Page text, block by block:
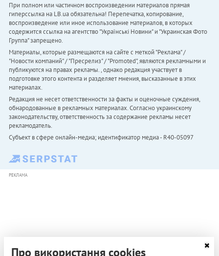
При полном или частичном воспроизведении материалов прямая
гиперссылка на LB.ua обязательна! Перепечатка, копирование,
воспроизведение или иное использование материалов, в которых
содержится ссылка на агентство "Українськi Новини" и "Украинская Фото
Группа" запрещено.
Материалы, которые размещаются на сайте с меткой "Реклама" /
"Новости компаний" / "Пресрелиз" / "Promoted", являются рекламными и
публикуются на правах рекламы. , однако редакция участвует в
подготовке этого контента и разделяет мнения, высказанные в этих
материалах.
Редакция не несет ответственности за факты и оценочные суждения,
обнародованные в рекламных материалах. Согласно украинскому
законодательству, ответственность за содержание рекламы несет
рекламодатель.
Субъект в сфере онлайн-медиа; идентификатор медиа - R40-05097
РЕКЛАМА
Про використання cookies